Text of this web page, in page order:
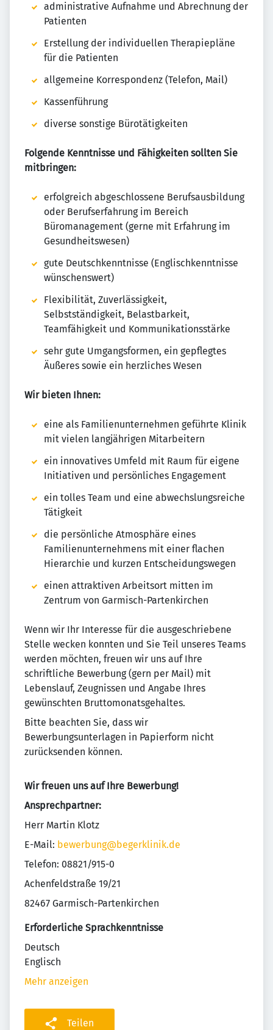
administrative Aufnahme und Abrechnung der
Patienten
Erstellung der individuellen Therapiepläne
für die Patienten
allgemeine Korrespondenz (Telefon, Mail)
Kassenführung
diverse sonstige Bürotätigkeiten
Folgende Kenntnisse und Fähigkeiten sollten Sie
mitbringen:
erfolgreich abgeschlossene Berufsausbildung
oder Berufserfahrung im Bereich
Büromanagement (gerne mit Erfahrung im
Gesundheitswesen)
gute Deutschkenntnisse (Englischkenntnisse
wünschenswert)
Flexibilität, Zuverlässigkeit,
Selbstständigkeit, Belastbarkeit,
Teamfähigkeit und Kommunikationsstärke
sehr gute Umgangsformen, ein gepflegtes
Äußeres sowie ein herzliches Wesen
Wir bieten Ihnen:
eine als Familienunternehmen geführte Klinik
mit vielen langjährigen Mitarbeitern
ein innovatives Umfeld mit Raum für eigene
Initiativen und persönliches Engagement
ein tolles Team und eine abwechslungsreiche
Tätigkeit
die persönliche Atmosphäre eines
Familienunternehmens mit einer flachen
Hierarchie und kurzen Entscheidungswegen
einen attraktiven Arbeitsort mitten im
Zentrum von Garmisch-Partenkirchen
Wenn wir Ihr Interesse für die ausgeschriebene
Stelle wecken konnten und Sie Teil unseres Teams
werden möchten, freuen wir uns auf Ihre
schriftliche Bewerbung (gern per Mail) mit
Lebenslauf, Zeugnissen und Angabe Ihres
gewünschten Bruttomonatsgehaltes.
Bitte beachten Sie, dass wir
Bewerbungsunterlagen in Papierform nicht
zurücksenden können.
Wir freuen uns auf Ihre Bewerbung!
Ansprechpartner:
Herr Martin Klotz
E-Mail: bewerbung@begerklinik.de
Telefon: 08821/915-0
Achenfeldstraße 19/21
82467 Garmisch-Partenkirchen
Erforderliche Sprachkenntnisse
Deutsch
Englisch
Mehr anzeigen
Teilen